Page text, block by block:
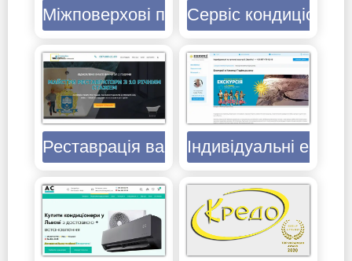
Міжповерхові перекриття Теріва
Сервіс
Реставрація ванн в Тернополі
Індивідуальні